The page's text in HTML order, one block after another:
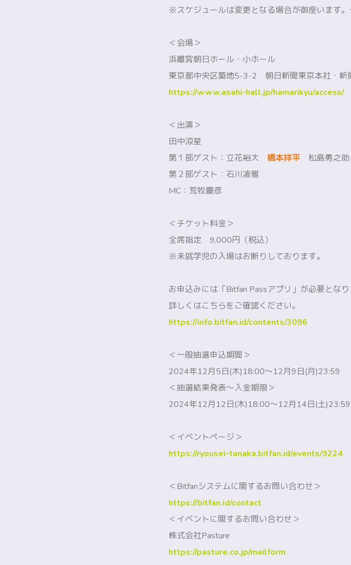
※スケジュールは変更となる場合が御座います。
＜会場＞
浜離宮朝日ホール・小ホール
東京都中央区築地5-3-2 朝日新聞東京本社・新
https://www.asahi-hall.jp/hamarikyu/access/
＜出演＞
田中涼星
第１部ゲスト：立花裕大 橋本祥平 松島勇之助
第２部ゲスト：石川凌雅
MC：荒牧慶彦
＜チケット料金＞
全席指定 9,000円（税込）
※未就学児の入場はお断りしております。
お申込みには「Bitfan Passアプリ」が必要となり
詳しくはこちらをご確認ください。
https://info.bitfan.id/contents/3096
＜一般抽選申込期間＞
2024年12月5日(木)18:00～12月9日(月)23:59
＜抽選結果発表～入金期限＞
2024年12月12日(木)18:00～12月14日(土)23:59
＜イベントページ＞
https://ryousei-tanaka.bitfan.id/events/9224
＜Bitfanシステムに関するお問い合わせ＞
https://bitfan.id/contact
＜イベントに関するお問い合わせ＞
株式会社Pasture
https://pasture.co.jp/mailform